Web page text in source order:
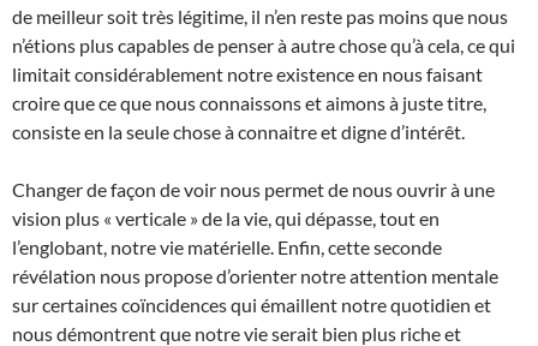
de meilleur soit très légitime, il n’en reste pas moins que nous
n’étions plus capables de penser à autre chose qu’à cela, ce qui
limitait considérablement notre existence en nous faisant
croire que ce que nous connaissons et aimons à juste titre,
consiste en la seule chose à connaitre et digne d’intérêt.
Changer de façon de voir nous permet de nous ouvrir à une
vision plus « verticale » de la vie, qui dépasse, tout en
l’englobant, notre vie matérielle. Enfin, cette seconde
révélation nous propose d’orienter notre attention mentale
sur certaines coïncidences qui émaillent notre quotidien et
nous démontrent que notre vie serait bien plus riche et